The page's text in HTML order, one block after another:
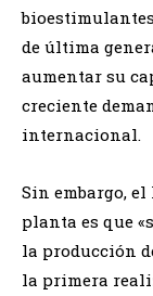
de última
aumentar su
creciente
internacional.
Sin embargo, el
planta es que
la producción
la primera